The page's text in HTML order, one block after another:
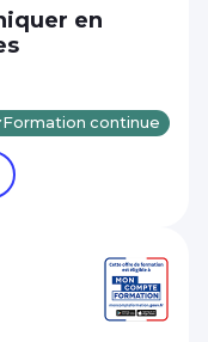
en
Formation continue